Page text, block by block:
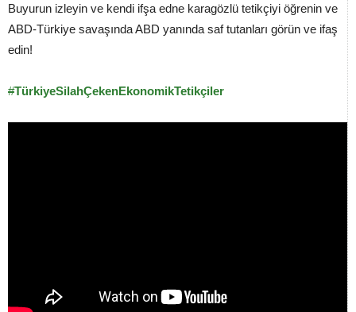
Buyurun izleyin ve kendi ifşa edne karagözlü tetikçiyi öğrenin ve
ABD-Türkiye savaşında ABD yanında saf tutanları görün ve ifaş
edin!
#TürkiyeSilahÇekenEkonomikTetikçiler